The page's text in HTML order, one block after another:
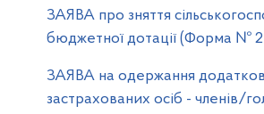
ЗАЯВА про зняття
бюджетної дотації (Форма №
ЗАЯВА на одержання
застрахованих осіб - членів/